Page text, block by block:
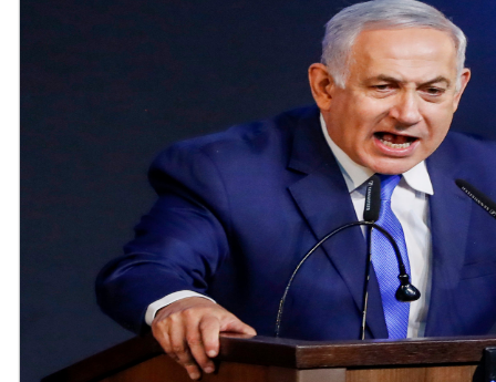
Netanyahu: Sionizm qalib gəldi, biz qalib